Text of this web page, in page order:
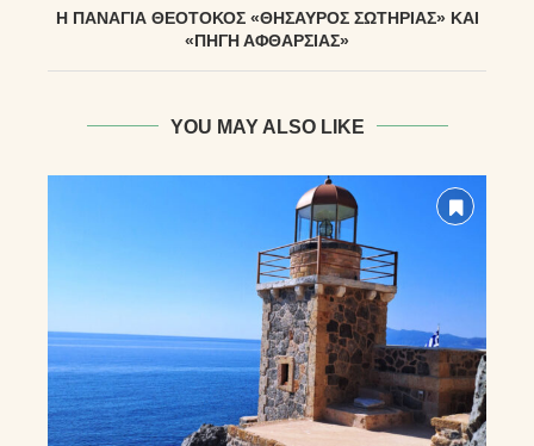
Η ΠΑΝΑΓΊΑ ΘΕΟΤΌΚΟΣ «ΘΗΣΑΥΡΌΣ ΣΩΤΗΡΊΑΣ» ΚΑΙ
«ΠΗΓΉ ΑΦΘΑΡΣΊΑΣ»
YOU MAY ALSO LIKE